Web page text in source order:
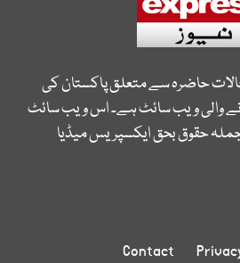
حاضرہ سے متعلق پاکستان کی
والی ویب سائٹ ہے۔ اس ویب سائٹ
جملہ حقوق بحق ایکسپریس میڈیا
Contact